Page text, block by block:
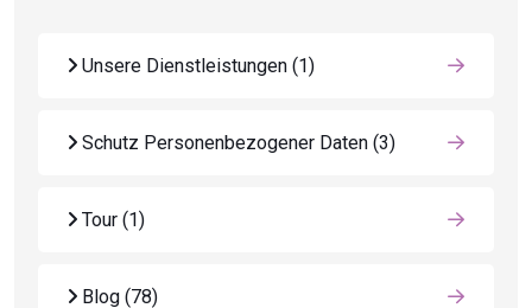
Unsere Dienstleistungen (1)
Schutz Personenbezogener Daten (3)
Tour (1)
Blog (78)